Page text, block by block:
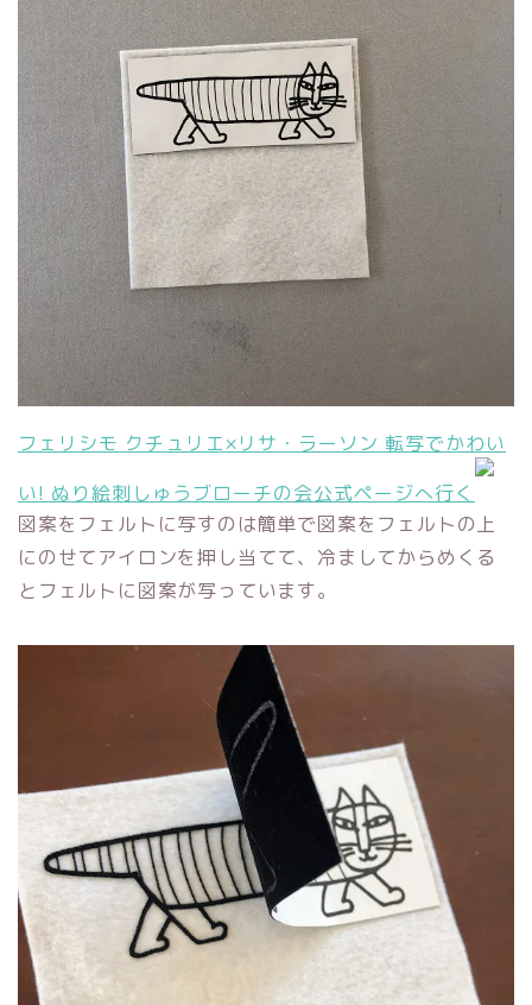
フェリシモ クチュリエ×リサ・ラーソン 転写でかわい
い! ぬり絵刺しゅうブローチの会公式ページへ行く
図案をフェルトに写すのは簡単で図案をフェルトの上
にのせてアイロンを押し当てて、冷ましてからめくる
とフェルトに図案が写っています。